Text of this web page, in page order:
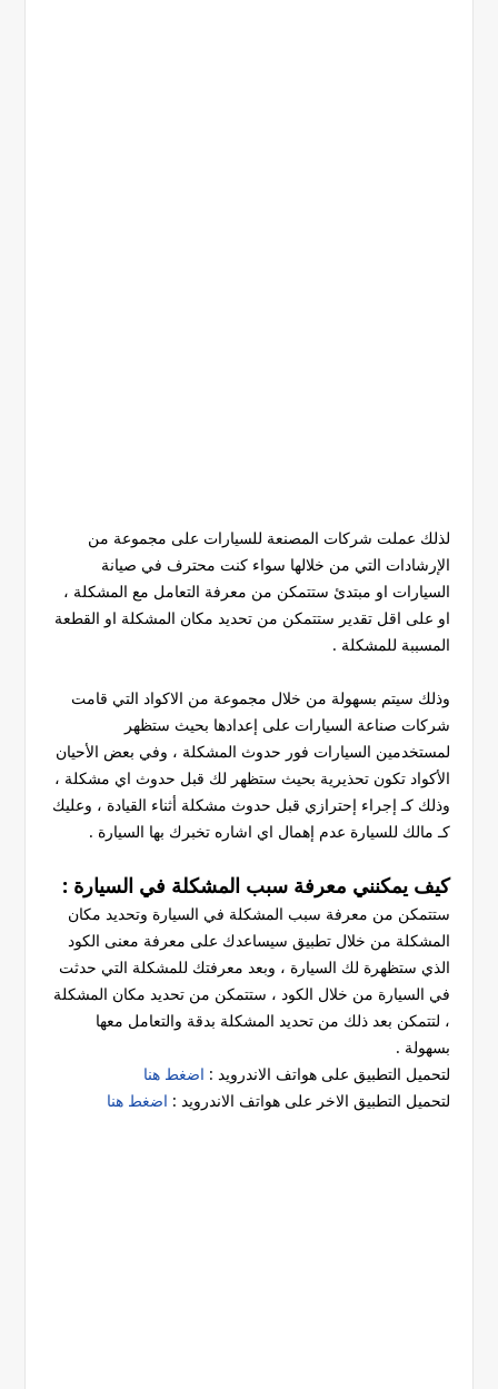
لذلك عملت شركات المصنعة للسيارات على مجموعة من
الإرشادات التي من خلالها سواء كنت محترف في صيانة
السيارات او مبتدئ ستتمكن من معرفة التعامل مع المشكلة ،
او على اقل تقدير ستتمكن من تحديد مكان المشكلة او القطعة
المسببة للمشكلة .
وذلك سيتم بسهولة من خلال مجموعة من الاكواد التي قامت
شركات صناعة السيارات على إعدادها بحيث ستظهر
لمستخدمين السيارات فور حدوث المشكلة ، وفي بعض الأحيان
الأكواد تكون تحذيرية بحيث ستظهر لك قبل حدوث اي مشكلة ،
وذلك كـ إجراء إحترازي قبل حدوث مشكلة أثناء القيادة ، وعليك
كـ مالك للسيارة عدم إهمال اي اشاره تخبرك بها السيارة .
كيف يمكنني معرفة سبب المشكلة في السيارة :
ستتمكن من معرفة سبب المشكلة في السيارة وتحديد مكان
المشكلة من خلال تطبيق سيساعدك على معرفة معنى الكود
الذي ستظهرة لك السيارة ، وبعد معرفتك للمشكلة التي حدثت
في السيارة من خلال الكود ، ستتمكن من تحديد مكان المشكلة
، لتتمكن بعد ذلك من تحديد المشكلة بدقة والتعامل معها
بسهولة .
لتحميل التطبيق على هواتف الاندرويد : اضغط هنا
لتحميل التطبيق الاخر على هواتف الاندرويد : اضغط هنا